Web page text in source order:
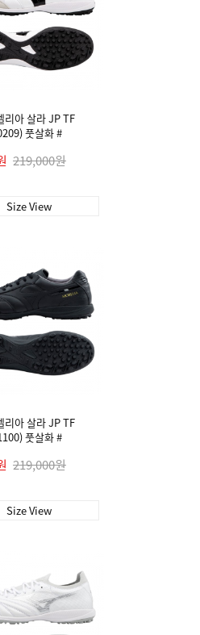
리아 살라 JP TF
풋살화 #
219,000원
Size View
리아 살라 JP TF
풋살화 #
219,000원
Size View